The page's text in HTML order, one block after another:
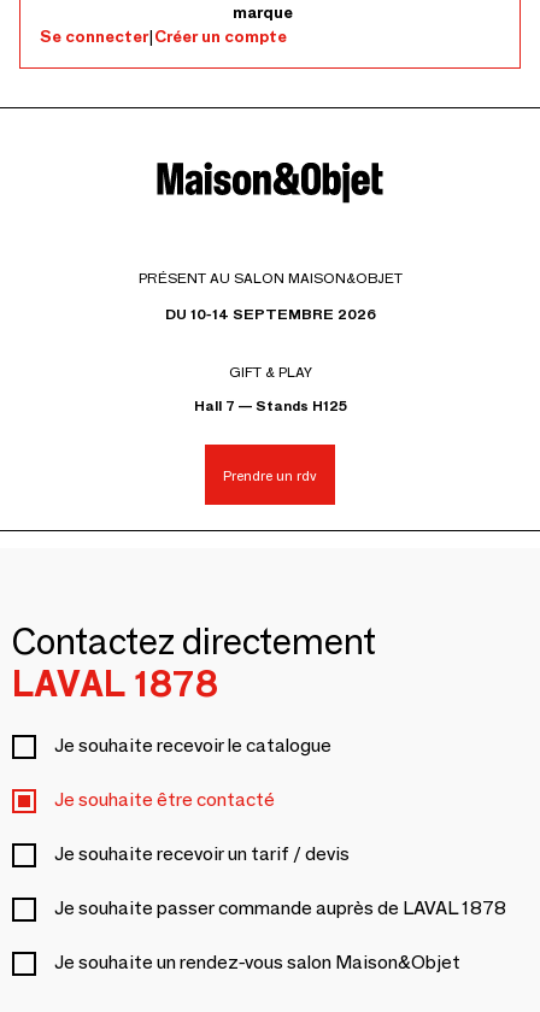
marque
Se connecter|Créer un compte
PRÉSENT AU SALON MAISON&OBJET
DU 10-14 SEPTEMBRE 2026
GIFT & PLAY
Hall 7 — Stands H125
Prendre un rdv
Contactez directement
LAVAL 1878
Je souhaite recevoir le catalogue
Je souhaite être contacté
Je souhaite recevoir un tarif / devis
Je souhaite passer commande auprès de LAVAL 1878
Je souhaite un rendez-vous salon Maison&Objet